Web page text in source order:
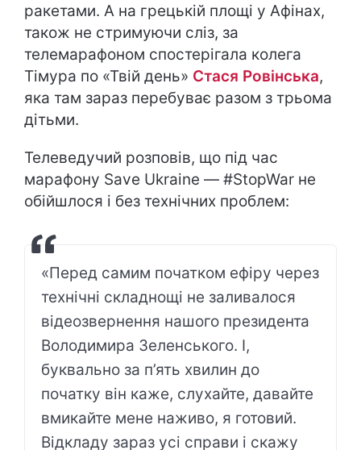
ракетами. А на грецькій площі у Афінах,
також не стримуючи сліз, за
телемарафоном спостерігала колега
Тімура по «Твій день» Стася Ровінська,
яка там зараз перебуває разом з трьома
дітьми.
Телеведучий розповів, що під час
марафону Save Ukraine — #StopWar не
обійшлося і без технічних проблем:
«Перед самим початком ефіру через
технічні складнощі не заливалося
відеозвернення нашого президента
Володимира Зеленського. І,
буквально за п’ять хвилин до
початку він каже, слухайте, давайте
вмикайте мене наживо, я готовий.
Відкладу зараз усі справи і скажу